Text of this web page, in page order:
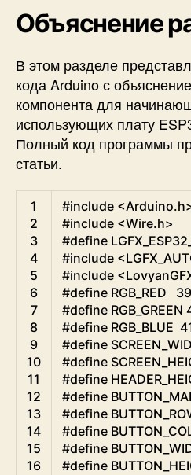
Объяснение
В этом разделе
кода Arduino с
компонента для
использующих плату
Полный код программы
статьи.
1
2
3
4
5
6
7
8
9
10
11
12
13
14
15
16
#include
#include <Wire.h>
#define
#include
#include
#define RGB_RED   39
#define RGB_GREEN
#define RGB_BLUE
#define
#define
#define
#define
#define
#define
#define
#define